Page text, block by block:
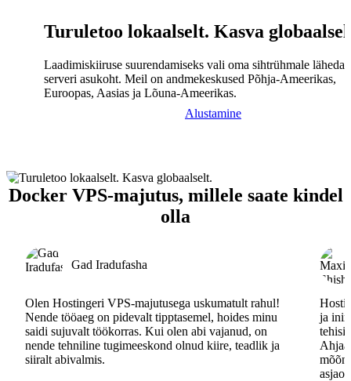
Turuletoo lokaalselt. Kasva
Laadimiskiiruse suurendamiseks vali oma sihtrühmale lähedal
serveri asukoht. Meil on andmekeskused Põhja-Ameerikas,
Euroopas, Aasias ja Lõuna-Ameerikas.
Alustamine
Docker VPS-majutus, millele saate kindel
olla
Gad Iradufasha
Olen Hostingeri VPS-majutusega uskumatult rahul!
Nende tööaeg on pidevalt tipptasemel, hoides minu
saidi sujuvalt töökorras. Kui olen abi vajanud, on
nende tehniline tugimeeskond olnud kiire, teadlik ja
siiralt abivalmis.
ja